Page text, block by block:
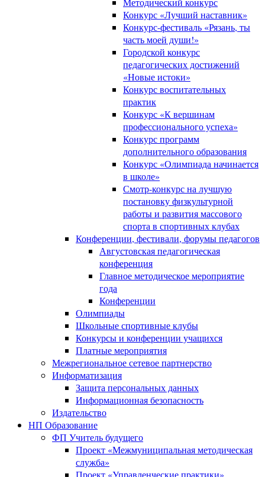
Конкурс «Лучший наставник»
Конкурс-фестиваль «Рязань, ты
часть моей души!»
Городской конкурс
педагогических достижений
«Новые истоки»
Конкурс воспитательных
практик
Конкурс «К вершинам
профессионального успеха»
Конкурс программ
дополнительного образования
Конкурс «Олимпиада начинается
в школе»
Смотр-конкурс на лучшую
постановку физкультурной
работы и развития массового
спорта в спортивных клубах
Конференции, фестивали, форумы педагогов
Августовская педагогическая
конференция
Главное методическое мероприятие
года
Конференции
Олимпиады
Школьные спортивные клубы
Конкурсы и конференции учащихся
Платные мероприятия
Межрегиональное сетевое партнерство
Информатизация
Защита персональных данных
Информационная безопасность
Издательство
НП Образование
ФП Учитель будущего
Проект «Межмуниципальная методическая
служба»
Проект «Управленческие практики»